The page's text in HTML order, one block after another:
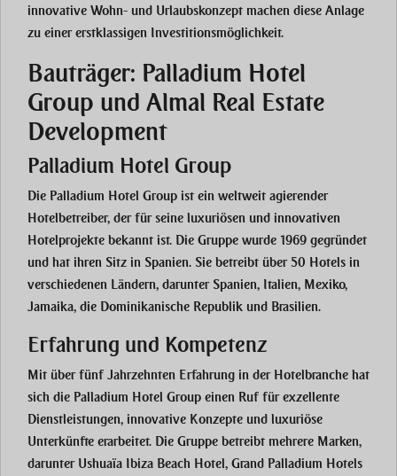
innovative Wohn- und Urlaubskonzept machen diese Anlage
zu einer erstklassigen Investitionsmöglichkeit.
Bauträger: Palladium Hotel
Group und Almal Real Estate
Development
Palladium Hotel Group
Die Palladium Hotel Group ist ein weltweit agierender
Hotelbetreiber, der für seine luxuriösen und innovativen
Hotelprojekte bekannt ist. Die Gruppe wurde 1969 gegründet
und hat ihren Sitz in Spanien. Sie betreibt über 50 Hotels in
verschiedenen Ländern, darunter Spanien, Italien, Mexiko,
Jamaika, die Dominikanische Republik und Brasilien.
Erfahrung und Kompetenz
Mit über fünf Jahrzehnten Erfahrung in der Hotelbranche hat
sich die Palladium Hotel Group einen Ruf für exzellente
Dienstleistungen, innovative Konzepte und luxuriöse
Unterkünfte erarbeitet. Die Gruppe betreibt mehrere Marken,
darunter Ushuaïa Ibiza Beach Hotel, Grand Palladium Hotels